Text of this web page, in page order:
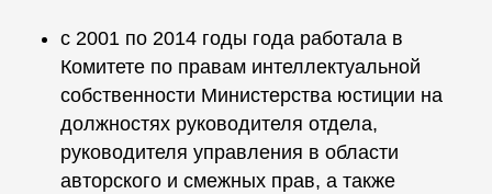
с 2001 по 2014 годы года работала в
Комитете по правам интеллектуальной
собственности Министерства юстиции на
должностях руководителя отдела,
руководителя управления в области
авторского и смежных прав, а также